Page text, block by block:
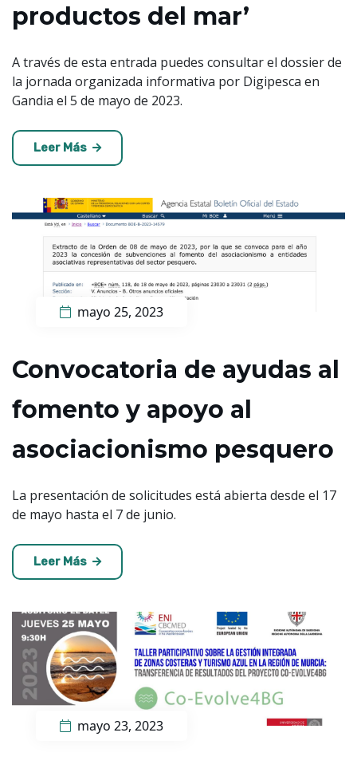
productos del mar’
A través de esta entrada puedes consultar el dossier de
la jornada organizada informativa por Digipesca en
Gandia el 5 de mayo de 2023.
Leer Más
mayo 25, 2023
Convocatoria de ayudas al
fomento y apoyo al
asociacionismo pesquero
​​La presentación de solicitudes está abierta desde el 17
de mayo hasta el 7 de junio.
Leer Más
mayo 23, 2023